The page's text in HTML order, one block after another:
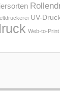
UV-
Web-to-Print